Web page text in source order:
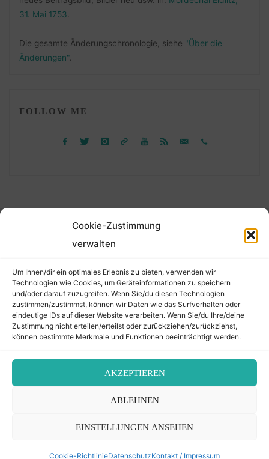
Cookie-Zustimmung
verwalten
Um Ihnen/dir ein optimales Erlebnis zu bieten, verwenden wir
Technologien wie Cookies, um Geräteinformationen zu speichern
und/oder darauf zuzugreifen. Wenn Sie/du diesen Technologien
zustimmen/zustimmst, können wir Daten wie das Surfverhalten oder
eindeutige IDs auf dieser Website verarbeiten. Wenn Sie/du Ihre/deine
Zustimmung nicht erteilen/erteilst oder zurückziehen/zurückziehst,
können bestimmte Merkmale und Funktionen beeinträchtigt werden.
AKZEPTIEREN
ABLEHNEN
EINSTELLUNGEN ANSEHEN
Cookie-RichtlinieDatenschutzKontakt / Impressum
31. Mai 1753.
Die gesamte Änderungschronologie, siehe "Über die
Änderungen".
FOLLOW ME
Kontakt / Impressum
Datenschutz
Cookie-Richtlinie (EU)
Back
to